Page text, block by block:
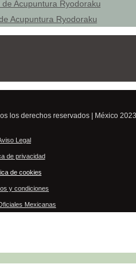
Acupuntura Ryodoraku
Acupuntura Ryodoraku
los derechos reservados | México
Legal
de privacidad
de cookies
y condiciones
Mexicanas